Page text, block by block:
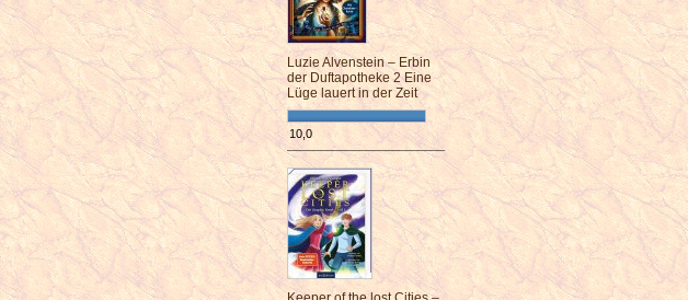
Luzie Alvenstein – Erbin
der Duftapotheke 2 Eine
Lüge lauert in der Zeit
10,0
¯¯¯¯¯¯¯¯¯¯¯¯¯¯¯¯¯¯¯¯¯¯¯¯